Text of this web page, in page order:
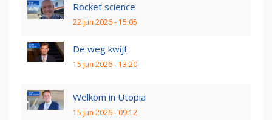
Rocket science
22 jun 2026 - 15:05
De weg kwijt
15 jun 2026 - 13:20
Welkom in Utopia
15 jun 2026 - 09:12